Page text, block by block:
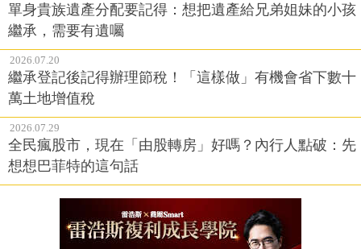
單身貴族遺產分配要記得：想把遺產給兄弟姐妹的小孩
繼承，需要有遺囑
2026.07.20
繼承登記後記得辦理節稅！「這樣做」有機會省下數十
萬土地增值稅
2026.07.29
全民瘋股市，現在「由股轉房」好嗎？內行人點破：先
想想巴菲特的這句話